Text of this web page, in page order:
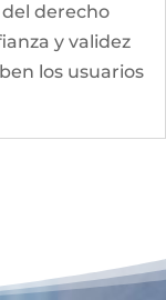
derecho
y validez
los usuarios